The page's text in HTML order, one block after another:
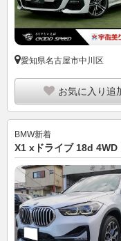
愛知県名古屋市中川区
お気に入り追
BMW新着
X1 xドライブ 18d 4WD